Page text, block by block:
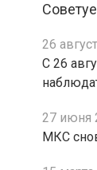
26
С 26
27 июня
МКС